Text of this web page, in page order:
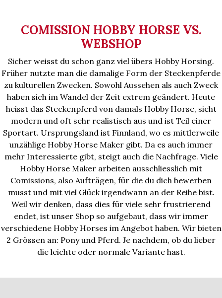
COMISSION HOBBY HORSE VS.
WEBSHOP
Sicher weisst du schon ganz viel übers Hobby Horsing.
Früher nutzte man die damalige Form der Steckenpferde
zu kulturellen Zwecken. Sowohl Aussehen als auch Zweck
haben sich im Wandel der Zeit extrem geändert. Heute
heisst das Steckenpferd von damals Hobby Horse, sieht
modern und oft sehr realistisch aus und ist Teil einer
Sportart. Ursprungsland ist Finnland, wo es mittlerweile
unzählige Hobby Horse Maker gibt. Da es auch immer
mehr Interessierte gibt, steigt auch die Nachfrage. Viele
Hobby Horse Maker arbeiten ausschliesslich mit
Comissions, also Aufträgen, für die du dich bewerben
musst und mit viel Glück irgendwann an der Reihe bist.
Weil wir denken, dass dies für viele sehr frustrierend
endet, ist unser Shop so aufgebaut, dass wir immer
verschiedene Hobby Horses im Angebot haben. Wir bieten
2 Grössen an: Pony und Pferd. Je nachdem, ob du lieber
die leichte oder normale Variante hast.